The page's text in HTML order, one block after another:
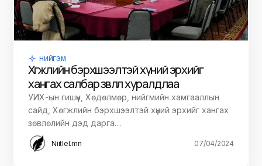
НИЙГЭМ
Хөгжлийн бэрхшээлтэй хүний эрхийг
хангах салбар зөвлөл хуралдлаа
УИХ-ын гишүүн, Хөдөлмөр, нийгмийн хамгааллын
сайд, Хөгжлийн бэрхшээлтэй хүний эрхийг хангах
зөвлөлийн дэд дарга…
Niitlel.mn 07/04/2024